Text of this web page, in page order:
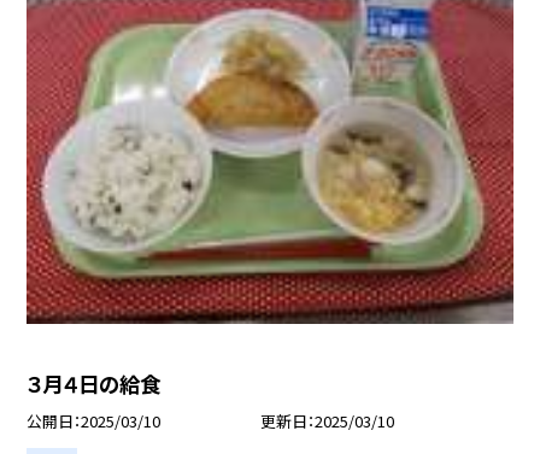
３月４日の給食
公開日 2025/03/10 更新日 2025/03/10